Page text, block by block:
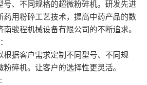
号、不同规格的超微粉碎机。研发先进
药用粉碎工艺技术，提高中药产品的数
骏程机械设备有限公司的不断追求。
根据客户需求定制不同型号、不同规
碎机。让客户的选择性更灵活。